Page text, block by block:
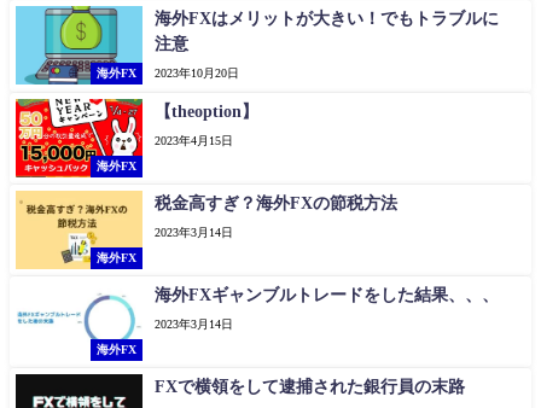
海外FX
海外FXはメリットが大きい！でもトラブルに
注意
2023年10月20日
海外FX
【theoption】
2023年4月15日
海外FX
税金高すぎ？海外FXの節税方法
2023年3月14日
海外FX
海外FXギャンブルトレードをした結果、、、
2023年3月14日
FXで横領をして逮捕された銀行員の末路